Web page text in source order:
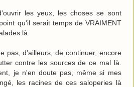
les yeux, les choses se sont
qu'il serait temps de VRAIMENT
là.
pas, d'ailleurs, de continuer, encore
contre les sources de ce mal là.
je n'en doute pas, même si mes
les racines de ces saloperies là